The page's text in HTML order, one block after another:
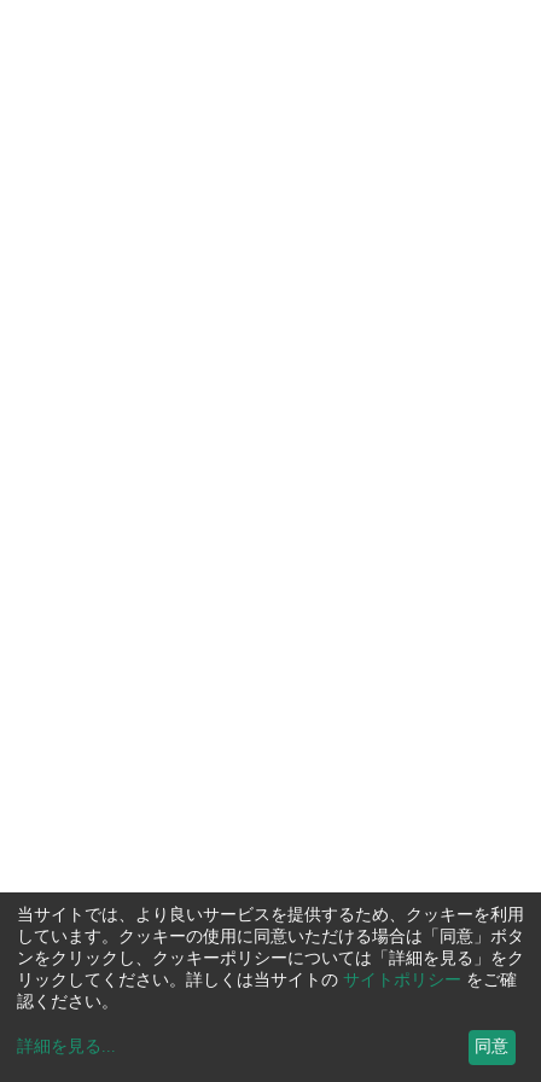
当サイトでは、より良いサービスを提供するため、クッキーを利用
しています。クッキーの使用に同意いただける場合は「同意」ボタ
ンをクリックし、クッキーポリシーについては「詳細を見る」をク
リックしてください。詳しくは当サイトの サイトポリシー をご確
認ください。
詳細を見る ... 同意